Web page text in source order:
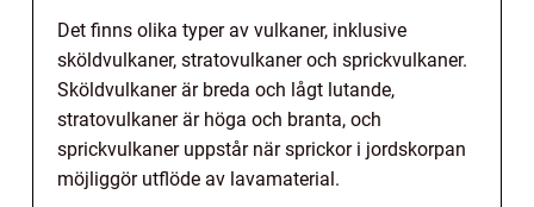
Det finns olika typer av vulkaner, inklusive
sköldvulkaner, stratovulkaner och sprickvulkaner.
Sköldvulkaner är breda och lågt lutande,
stratovulkaner är höga och branta, och
sprickvulkaner uppstår när sprickor i jordskorpan
möjliggör utflöde av lavamaterial.